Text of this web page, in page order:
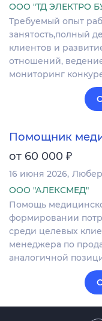
ООО "ТД ЭЛЕКТРО
Требуемый опыт
занятость,полный
клиентов и
отношений,
мониторинг
Помощник
от 60 000 ₽
16 июня 2026
ООО "АЛЕКСМЕД"
Помощь
формировании
среди целевых
менеджера по
аналогичной